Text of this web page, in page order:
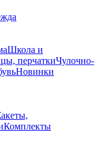
Школа и
перчаткиЧулочно-
Новинки
Комплекты